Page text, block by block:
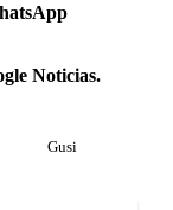
Noticias.
Gusi